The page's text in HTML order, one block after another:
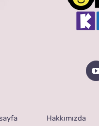
Hakkımızda